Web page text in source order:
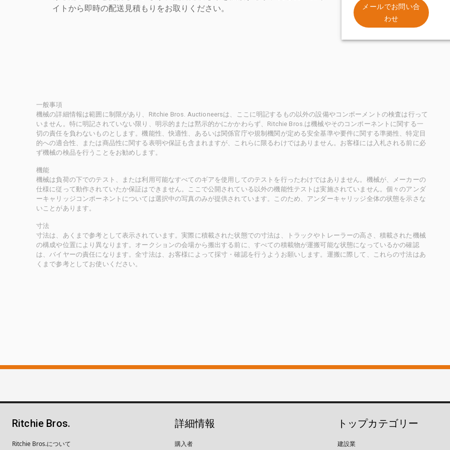
イトから即時の配送見積もりをお取りください。
メールでお問い合
わせ
一般事項
機械の詳細情報は範囲に制限があり、Ritchie Bros. Auctioneersは、ここに明記するもの以外の設備やコンポーメントの検査は行って
いません。特に明記されていない限り、明示的または黙示的かにかかわらず、Ritchie Bros.は機械やそのコンポーネントに関する一
切の責任を負わないものとします。機能性、快適性、あるいは関係官庁や規制機関が定める安全基準や要件に関する準拠性、特定目
的への適合性、または商品性に関する表明や保証も含まれますが、これらに限るわけではありません。お客様には入札される前に必
ず機械の検品を行うことをお勧めします。
機能
機械は負荷の下でのテスト、または利用可能なすべてのギアを使用してのテストを行ったわけではありません。機械が、メーカーの
仕様に従って動作されていたか保証はできません。ここで公開されている以外の機能性テストは実施されていません。個々のアンダ
ーキャリッジコンポーネントについては選択中の写真のみが提供されています。このため、アンダーキャリッジ全体の状態を示さな
いことがあります。
寸法
寸法は、あくまで参考として表示されています。実際に積載された状態での寸法は、トラックやトレーラーの高さ、積載された機械
の構成や位置により異なります。オークションの会場から搬出する前に、すべての積載物が運搬可能な状態になっているかの確認
は、バイヤーの責任になります。全寸法は、お客様によって採寸・確認を行うようお願いします。運搬に際して、これらの寸法はあ
くまで参考としてお使いください。
Ritchie Bros.
Ritchie Bros.について
詳細情報
購入者
トップカテゴリー
建設業